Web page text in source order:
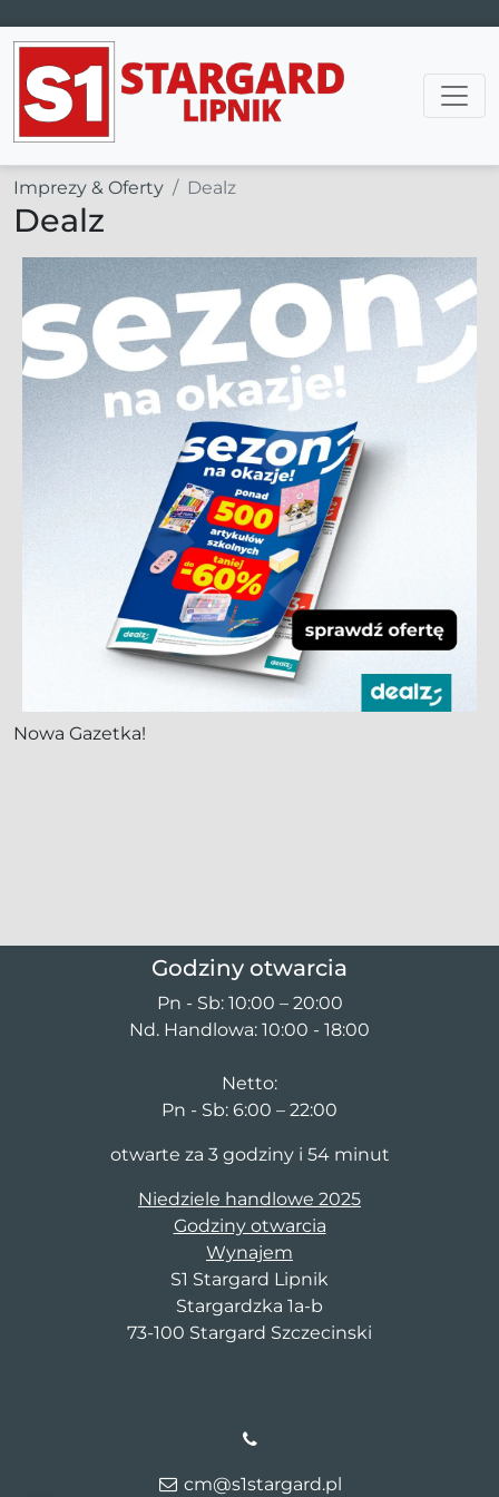
Main Navigation
Imprezy & Oferty Dealz
Dealz
Nowa Gazetka!
Godziny otwarcia
Pn - Sb: 10:00 – 20:00
Nd. Handlowa: 10:00 - 18:00
Netto:
Pn - Sb: 6:00 – 22:00
otwarte za 3 godziny i 54 minut
Niedziele handlowe 2025
Godziny otwarcia
Wynajem
S1 Stargard Lipnik
Stargardzka 1a-b
73-100 Stargard Szczecinski
cm@s1stargard.pl